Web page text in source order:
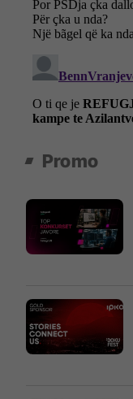
Promo